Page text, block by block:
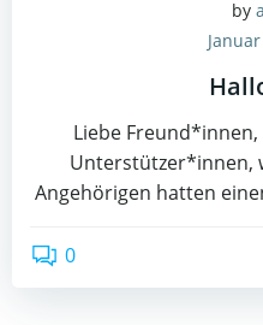
by
Liebe
Unterstützer*innen,
Angehörigen hatten
0